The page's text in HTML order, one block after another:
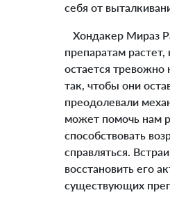
себя от
Хондакер Мираз
препаратам
остается
так, чтобы они
преодолевали
может помочь нам
способствовать
справляться.
восстановить его
существующих